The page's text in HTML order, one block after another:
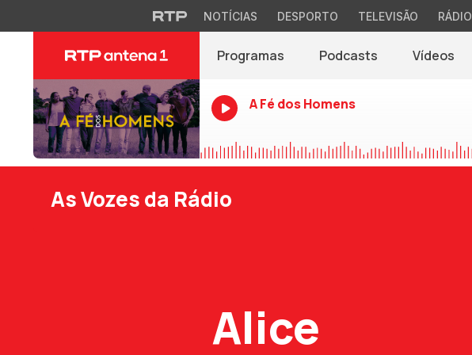
NOTÍCIAS DESPORTO TELEVISÃO RÁDIO
Programas Podcasts Vídeos
A Fé dos Homens
As Vozes da Rádio
Alice